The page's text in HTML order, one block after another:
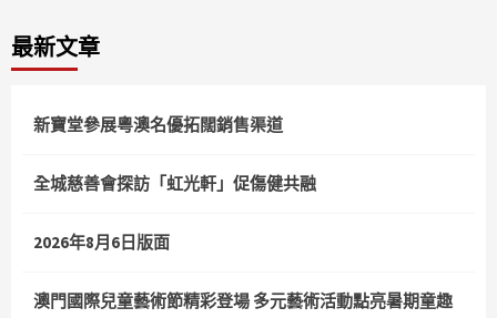
最新文章
新寶堂參展粵澳名優拓闊銷售渠道
全城慈善會探訪「虹光軒」促傷健共融
2026年8月6日版面
澳門國際兒童藝術節精彩登場 多元藝術活動點亮暑期童趣